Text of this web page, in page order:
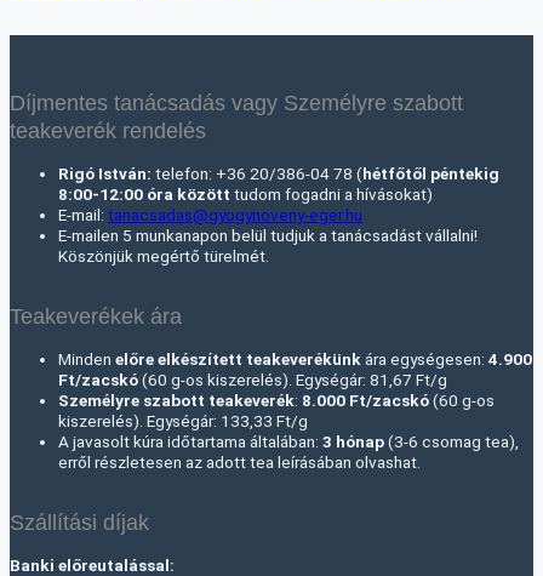
Díjmentes tanácsadás vagy Személyre szabott
teakeverék rendelés
Rigó István: telefon: +36 20/386-04 78 (hétfőtől péntekig
8:00-12:00 óra között tudom fogadni a hívásokat)
E-mail: tanacsadas@gyogynoveny-eger.hu
E-mailen 5 munkanapon belül tudjuk a tanácsadást vállalni!
Köszönjük megértő türelmét.
Teakeverékek ára
Minden előre elkészített teakeverékünk ára egységesen: 4.900
Ft/zacskó(60 g-os kiszerelés). Egységár: 81,67 Ft/g
Személyre szabott teakeverék: 8.000 Ft/zacskó(60 g-os
kiszerelés). Egységár: 133,33 Ft/g
A javasolt kúra időtartama általában: 3 hónap(3-6 csomag tea),
erről részletesen az adott tea leírásában olvashat.
Szállítási díjak
Banki előreutalással: